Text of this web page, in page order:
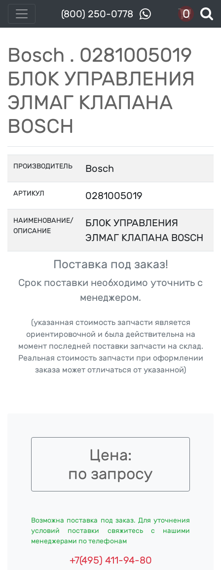
(800) 250-0778 0
Bosch . 0281005019
БЛОК УПРАВЛЕНИЯ
ЭЛМАГ КЛАПАНА
BOSCH
ПРОИЗВОДИТЕЛЬ Bosch
АРТИКУЛ 0281005019
НАИМЕНОВАНИЕ/
ОПИСАНИЕ
БЛОК УПРАВЛЕНИЯ
ЭЛМАГ КЛАПАНА BOSCH
Поставка под заказ!
Срок поставки необходимо уточнить с
менеджером.
(указанная стоимость запчасти является
ориентировочной и была действительна на
момент последней поставки запчасти на склад.
Реальная стоимость запчасти при оформлении
заказа может отличаться от указанной)
Цена:
по запросу
Возможна поставка под заказ. Для уточнения
условий поставки свяжитесь с нашими
менеджерами по телефонам
+7(495) 411-94-80